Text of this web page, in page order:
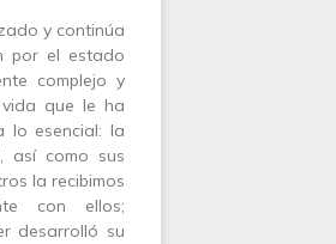
y continúa
por el estado
complejo y
que le ha
lo esencial: la
así como sus
la recibimos
con ellos;
desarrolló su